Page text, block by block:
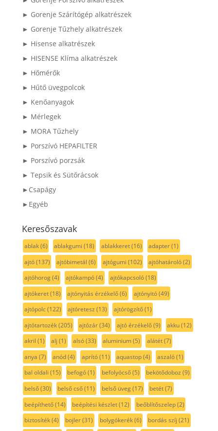
► Gorenje Szárítógép alkatrészek
► Gorenje Tűzhely alkatrészek
► Hisense alkatrészek
► HISENSE Klíma alkatrészek
► Hőmérők
► Hűtő üvegpolcok
► Kenőanyagok
► Mérlegek
► MORA Tűzhely
► Porszívó HEPAFILTER
► Porszívó porzsák
► Tepsik és Sütőrácsok
►Csapágy
►Egyéb
Keresőszavak
ablak(6) ablakgumi (18) ablakkeret(16) adapter(1)
ajtó(137) ajtóbimetál (6) ajtógumi (102) ajtóhatároló(2)
ajtóhorog(4) ajtókampó(4) ajtókapcsoló(18)
ajtókeret(18) ajtónyitás érzékelő(6) ajtónyitó(49)
ajtópolc(122) ajtóretesz (13) ajtórögzítő(1)
ajtótartozék(205) ajtózár(34) ajtó érzékelő(9) akku(12)
akril (1) alj (1) alsó(33) aluminium(5) alátét(7)
anya (7) anód(4) aprító(11) aquastop(4) aszaló(1)
bal oldali (15) befogó(1) befolyócső(5) bekötődoboz (9)
belső(30) belső cső(11) belső üveg(17) betét(7)
beépíthető(14) beépítési készlet(12) beőblítőszelep(2)
biztosíték(4) bojler(31) bolygókerék(6) bordás szíj (21)